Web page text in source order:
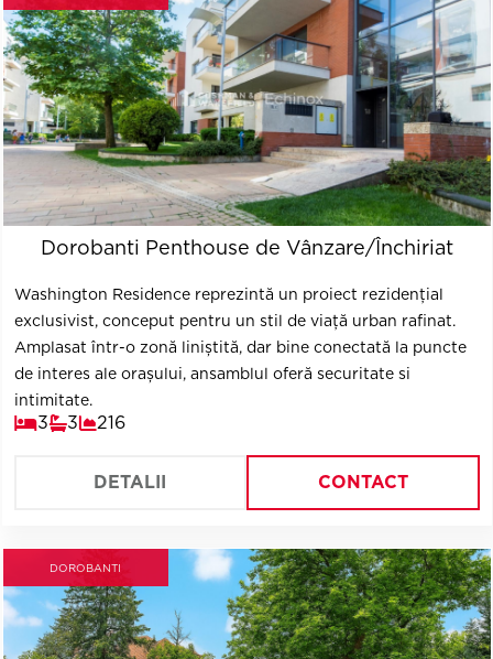
Dorobanti Penthouse de Vânzare/Închiriat
Washington Residence reprezintă un proiect rezidențial
exclusivist, conceput pentru un stil de viață urban rafinat.
Amplasat într-o zonă liniștită, dar bine conectată la puncte
de interes ale orașului, ansamblul oferă securitate si
intimitate.
3 3 216
DETALII CONTACT
DOROBANTI